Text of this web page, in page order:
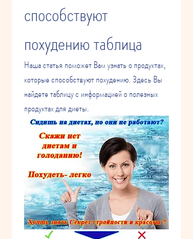
способствуют
похудению таблица
Наша статья поможет Вам узнать о продуктах,
которые способствуют похудению. Здесь Вы
найдете таблицу с информацией о полезных
продуктах для диеты.